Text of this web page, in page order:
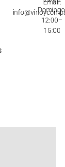
12:00–
15:00
Email: